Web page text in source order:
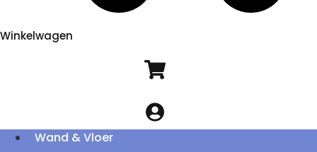
Winkelwagen
Wand & Vloer